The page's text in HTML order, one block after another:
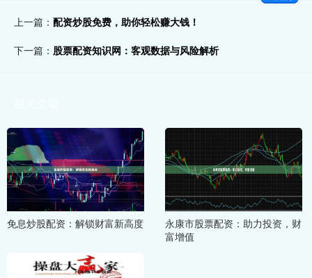
上一篇： 配资炒股免费，助你轻松赚大钱！
下一篇： 股票配资知识网：客观数据与风险解析
免息炒股配资：解锁财富新高度
永康市股票配资：助力投资，财
富增值